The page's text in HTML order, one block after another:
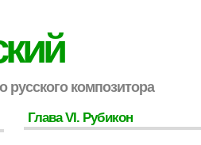
русского композитора
Глава VI. Рубикон